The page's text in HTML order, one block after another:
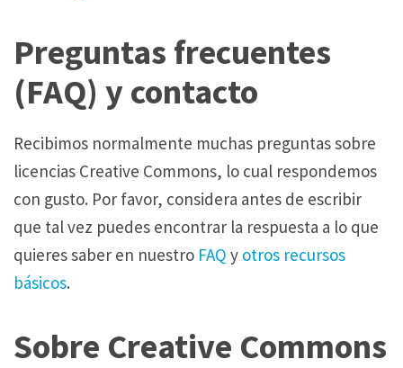
Preguntas frecuentes
(FAQ) y contacto
Recibimos normalmente muchas preguntas sobre
licencias Creative Commons, lo cual respondemos
con gusto. Por favor, considera antes de escribir
que tal vez puedes encontrar la respuesta a lo que
quieres saber en nuestro FAQ y otros recursos
básicos.
Sobre Creative Commons